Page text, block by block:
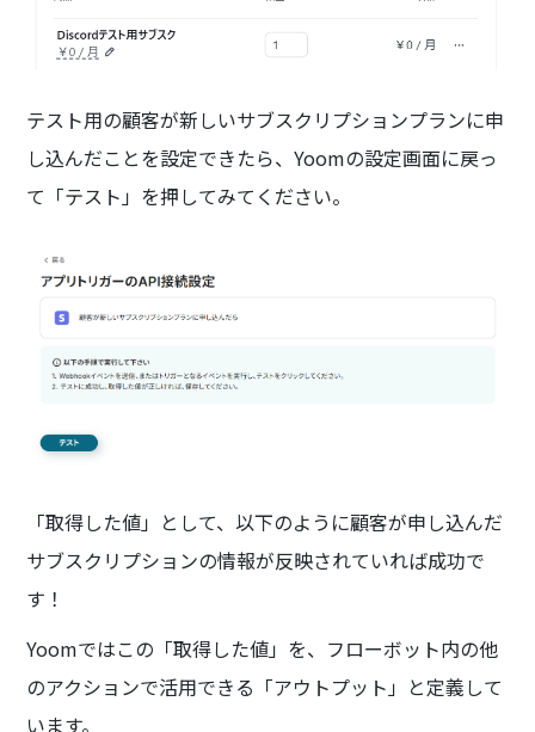
テスト用の顧客が新しいサブスクリプションプランに申
し込んだことを設定できたら、Yoomの設定画面に戻っ
て「テスト」を押してみてください。
「取得した値」として、以下のように顧客が申し込んだ
サブスクリプションの情報が反映されていれば成功で
す！
Yoomではこの「取得した値」を、フローボット内の他
のアクションで活用できる「アウトプット」と定義して
います。